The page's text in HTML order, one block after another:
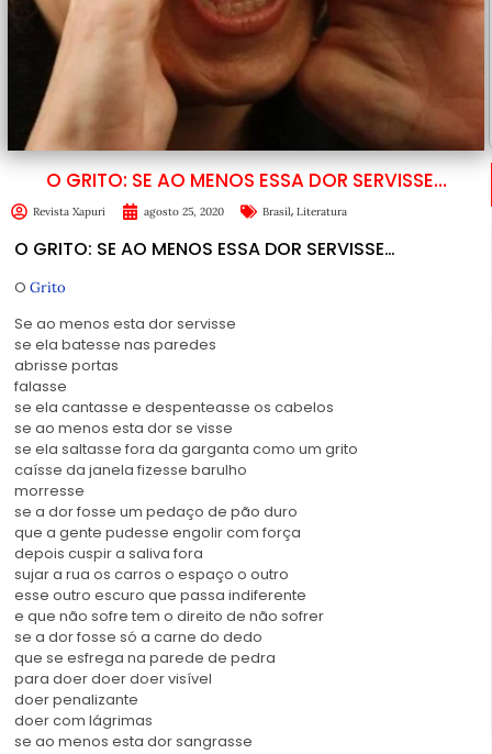
O GRITO: SE AO MENOS ESSA DOR SERVISSE…
Revista Xapuri agosto 25, 2020 Brasil, Literatura
O GRITO: SE AO MENOS ESSA DOR SERVISSE…
O Grito
Se ao menos esta dor servisse
se ela batesse nas paredes
abrisse portas
falasse
se ela cantasse e despenteasse os cabelos
se ao menos esta dor se visse
se ela saltasse fora da garganta como um grito
caísse da janela fizesse barulho
morresse
se a dor fosse um pedaço de pão duro
que a gente pudesse engolir com força
depois cuspir a saliva fora
sujar a rua os carros o espaço o outro
esse outro escuro que passa indiferente
e que não sofre tem o direito de não sofrer
se a dor fosse só a carne do dedo
que se esfrega na parede de pedra
para doer doer doer visível
doer penalizante
doer com lágrimas
se ao menos esta dor sangrasse